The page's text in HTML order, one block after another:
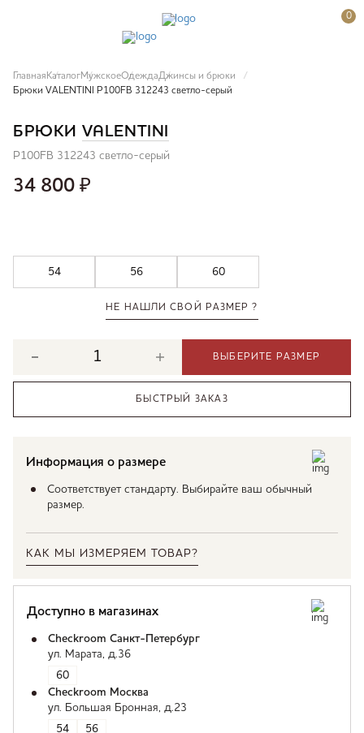
0
Главная КаталогМужскоеОдеждаДжинсы и брюки
Брюки VALENTINI P100FB 312243 светло-серый
БРЮКИ VALENTINI
P100FB 312243 светло-серый
34 800 ₽
НЕ НАШЛИ СВОЙ РАЗМЕР ?
54 56 60
ВЫБЕРИТЕ РАЗМЕР
БЫСТРЫЙ ЗАКАЗ
Информация о размере
Соответствует стандарту. Выбирайте ваш обычный
размер.
КАК МЫ ИЗМЕРЯЕМ ТОВАР?
Доступно в магазинах
Checkroom Санкт-Петербург
ул. Марата, д.36
60
Checkroom Москва
ул. Большая Бронная, д.23
54
56